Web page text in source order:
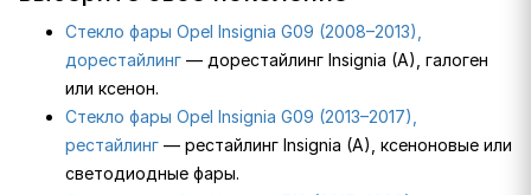
Стекло фары Opel Insignia G09 (2008–2013),
дорестайлинг — дорестайлинг Insignia (A), галоген
или ксенон.
Стекло фары Opel Insignia G09 (2013–2017),
рестайлинг — рестайлинг Insignia (A), ксеноновые или
светодиодные фары.